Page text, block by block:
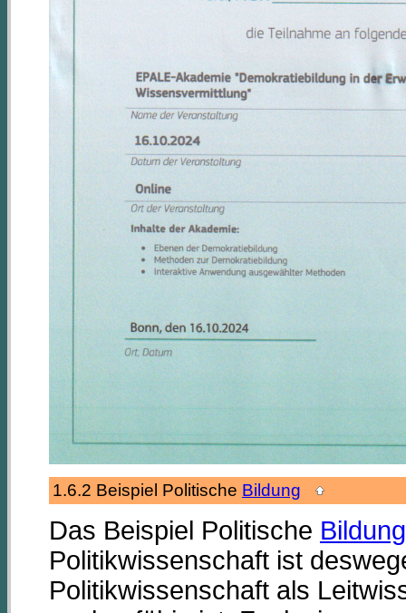
1.6.2 Beispiel Politische Bildung
Das Beispiel Politische Bildung
Politikwissenschaft ist
Politikwissenschaft als